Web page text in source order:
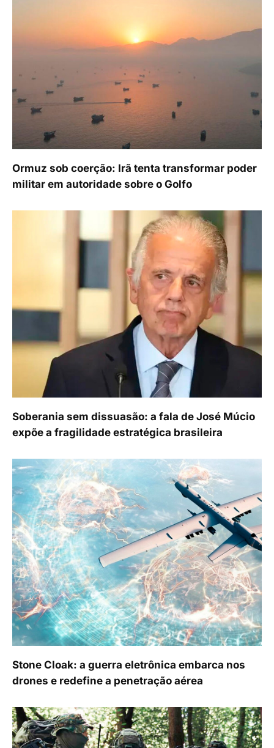
Ormuz sob coerção: Irã tenta transformar poder
militar em autoridade sobre o Golfo
Soberania sem dissuasão: a fala de José Múcio
expõe a fragilidade estratégica brasileira
Stone Cloak: a guerra eletrônica embarca nos
drones e redefine a penetração aérea